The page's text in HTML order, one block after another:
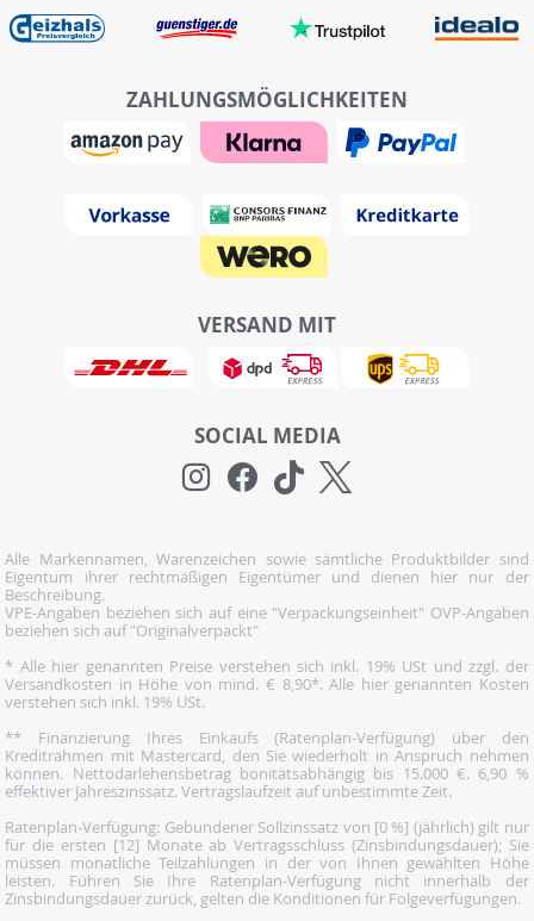
ZAHLUNGSMÖGLICHKEITEN
VERSAND MIT
SOCIAL MEDIA
Alle Markennamen, Warenzeichen sowie sämtliche Produktbilder sind
Eigentum ihrer rechtmäßigen Eigentümer und dienen hier nur der
Beschreibung.
VPE-Angaben beziehen sich auf eine "Verpackungseinheit" OVP-Angaben
beziehen sich auf "Originalverpackt"
* Alle hier genannten Preise verstehen sich inkl. 19% USt und zzgl. der
Versandkosten in Höhe von mind. € 8,90*. Alle hier genannten Kosten
verstehen sich inkl. 19% USt.
** Finanzierung Ihres Einkaufs (Ratenplan-Verfügung) über den
Kreditrahmen mit Mastercard, den Sie wiederholt in Anspruch nehmen
können. Nettodarlehensbetrag bonitätsabhängig bis 15.000 €. 6,90 %
effektiver Jahreszinssatz. Vertragslaufzeit auf unbestimmte Zeit.
Ratenplan-Verfügung: Gebundener Sollzinssatz von [0 %] (jährlich) gilt nur
für die ersten [12] Monate ab Vertragsschluss (Zinsbindungsdauer); Sie
müssen monatliche Teilzahlungen in der von Ihnen gewählten Höhe
leisten. Führen Sie Ihre Ratenplan-Verfügung nicht innerhalb der
Zinsbindungsdauer zurück, gelten die Konditionen für Folgeverfügungen.